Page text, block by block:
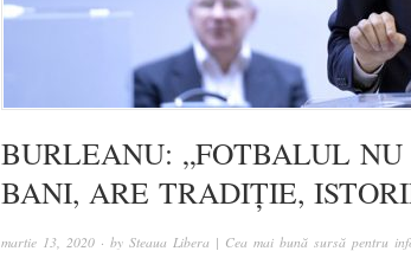
BURLEANU: „FOTBALUL NU
BANI, ARE TRADIȚIE,
martie 13, 2020 · by Steaua Libera | Cea mai bună sursă pentru